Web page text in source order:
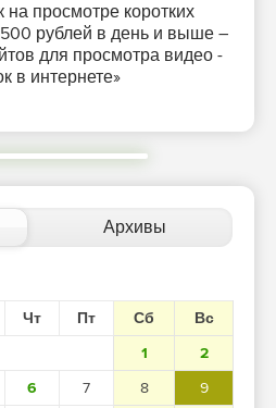
на просмотре коротких
рублей в день и выше –
для просмотра видео -
в интернете»
Архивы
Чт Пт Сб
Вс
1
2
6 7 8
9